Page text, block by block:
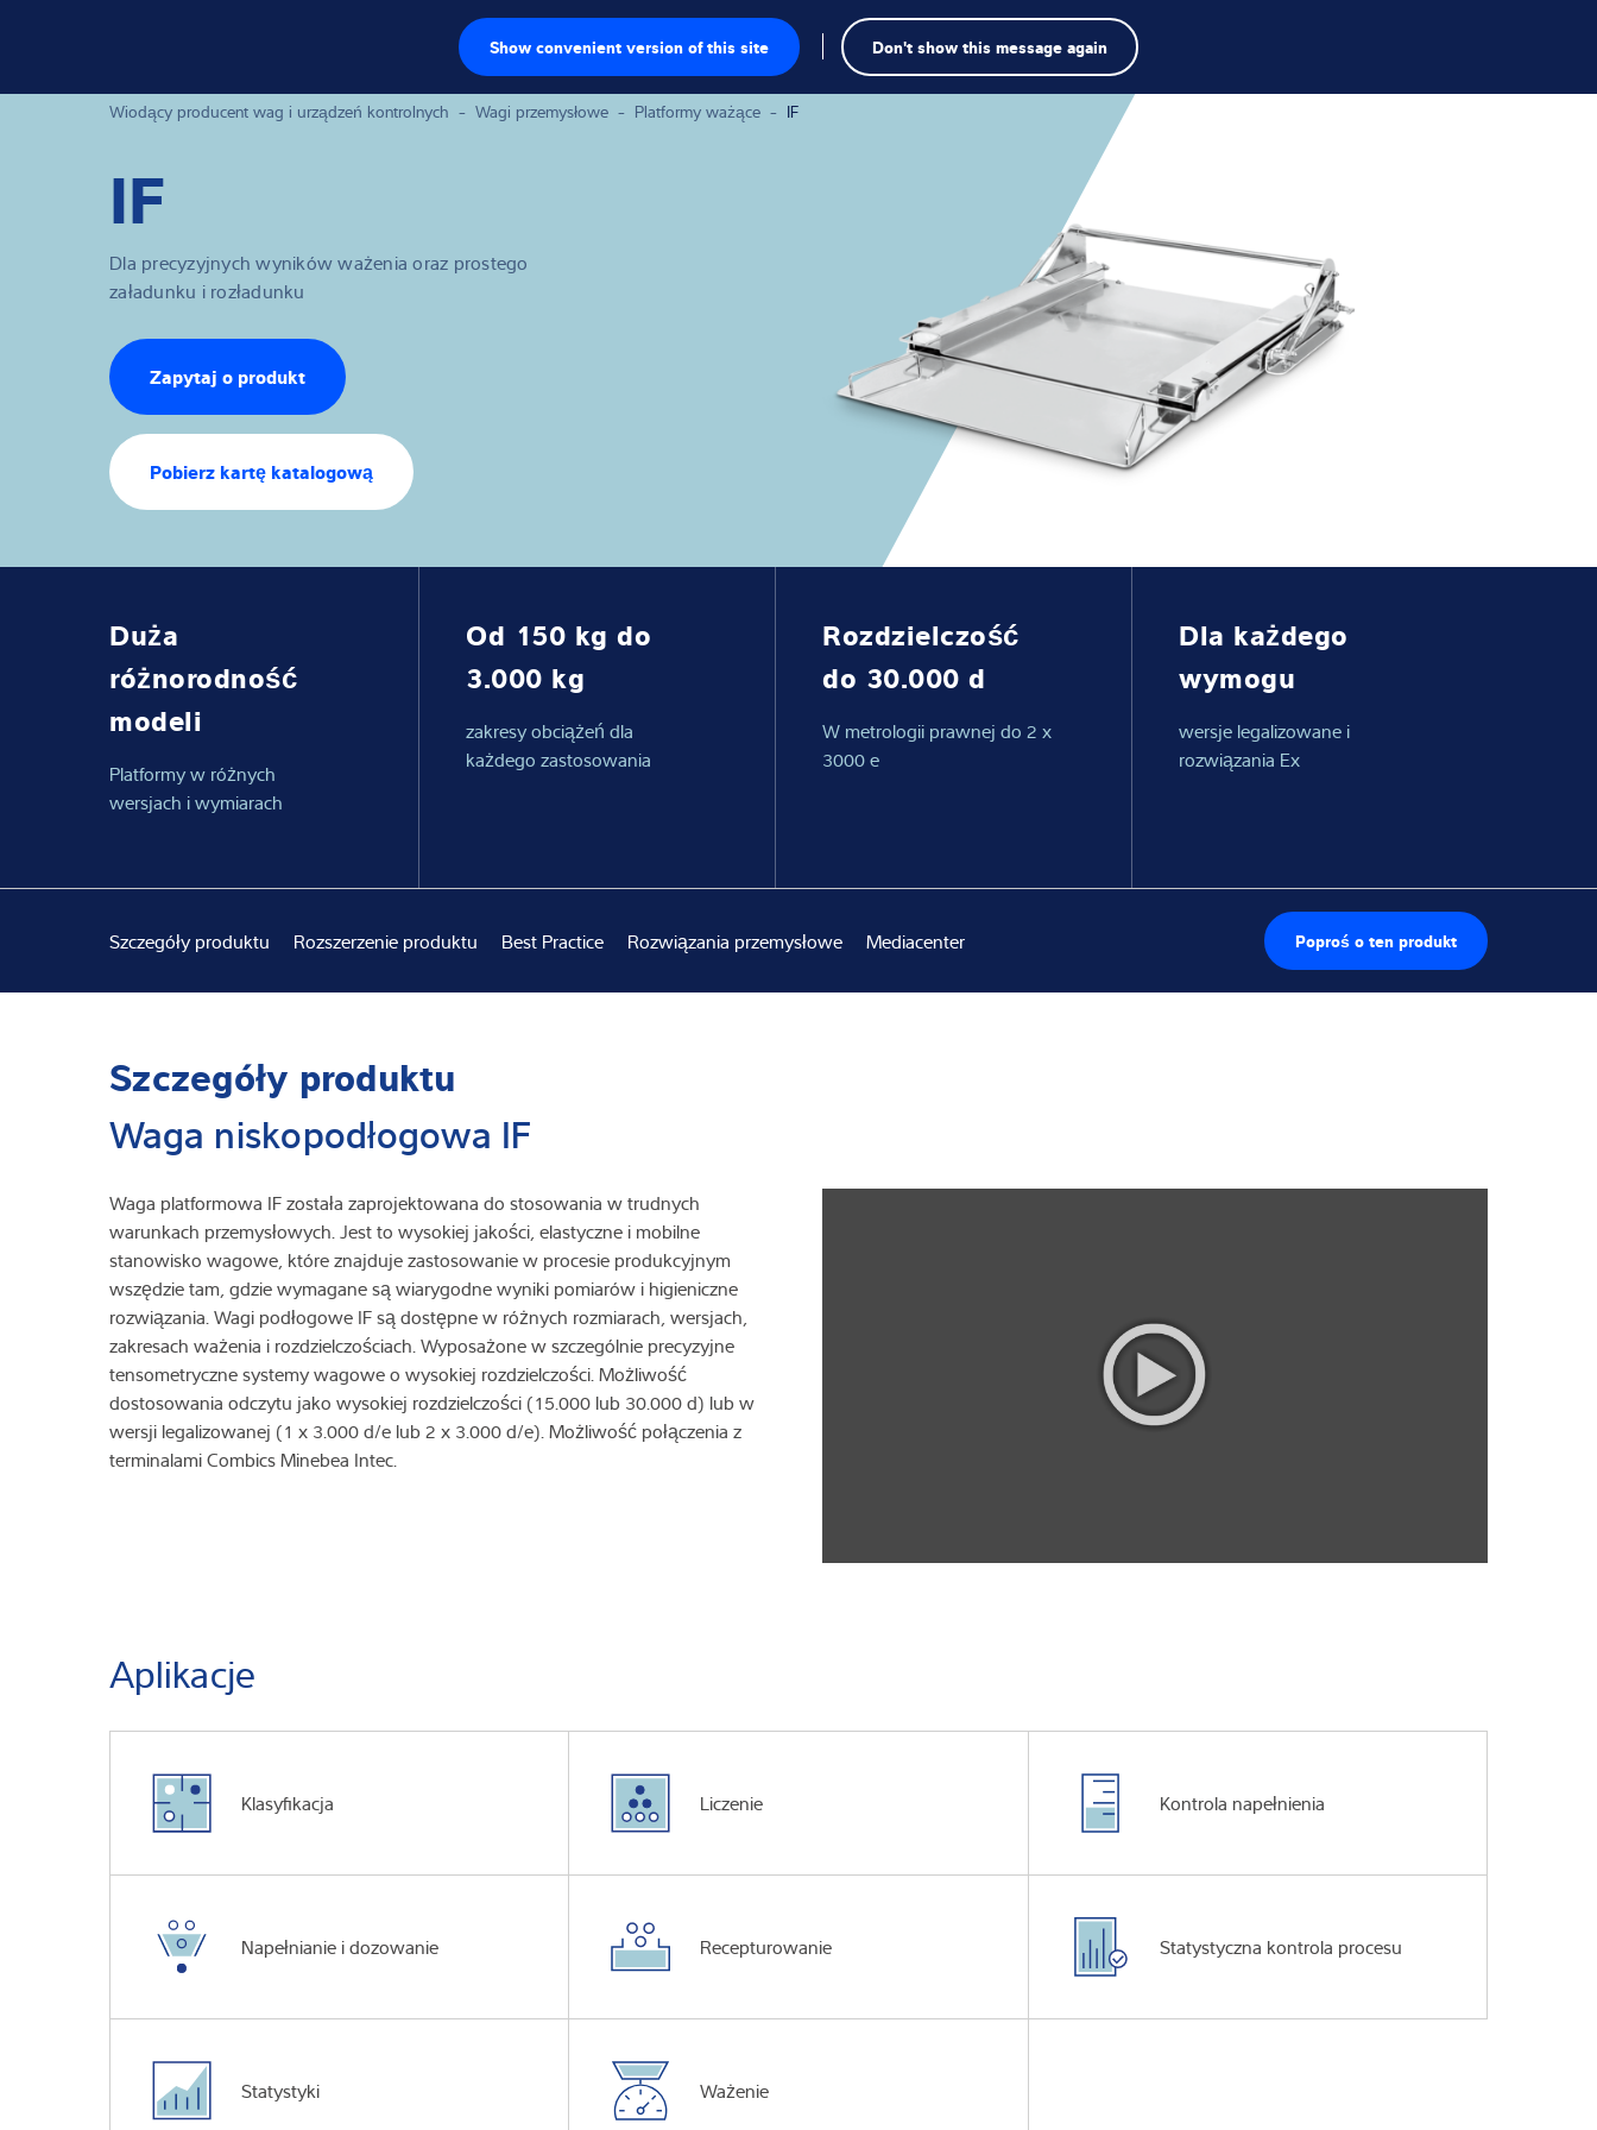
Show convenient version of this site Don't show this message againWyszukiwarka produktów
Search
term
Search
Czujniki wagowe
Serwis
Aktualności
Wiodący producent wag i urządzeń kontrolnych - Wagi przemysłowe - Platformy ważące - IF
IF
Dla precyzyjnych wyników ważenia oraz prostego
załadunku i rozładunku
Zapytaj o produkt
Pobierz kartę katalogową
Duża
różnorodność
modeli
Platformy w różnych
wersjach i wymiarach
Od 150 kg do
3.000 kg
zakresy obciążeń dla
każdego zastosowania
Rozdzielczość
do 30.000 d
W metrologii prawnej do 2 x
3000 e
Dla każdego
wymogu
wersje legalizowane i
rozwiązania Ex
Szczegóły produktu Rozszerzenie produktu Best Practice Rozwiązania przemysłowe Mediacenter Poproś o ten produkt
Szczegóły produktu
Waga niskopodłogowa IF
Waga platformowa IF została zaprojektowana do stosowania w trudnych
warunkach przemysłowych. Jest to wysokiej jakości, elastyczne i mobilne
stanowisko wagowe, które znajduje zastosowanie w procesie produkcyjnym
wszędzie tam, gdzie wymagane są wiarygodne wyniki pomiarów i higieniczne
rozwiązania. Wagi podłogowe IF są dostępne w różnych rozmiarach, wersjach,
zakresach ważenia i rozdzielczościach. Wyposażone w szczególnie precyzyjne
tensometryczne systemy wagowe o wysokiej rozdzielczości. Możliwość
dostosowania odczytu jako wysokiej rozdzielczości (15.000 lub 30.000 d) lub w
wersji legalizowanej (1 x 3.000 d/e lub 2 x 3.000 d/e). Możliwość połączenia z
terminalami Combics Minebea Intec.
Aplikacje
Klasyfikacja Liczenie Kontrola napełnienia
Napełnianie i dozowanie Recepturowanie Statystyczna kontrola procesu
Statystyki Ważenie